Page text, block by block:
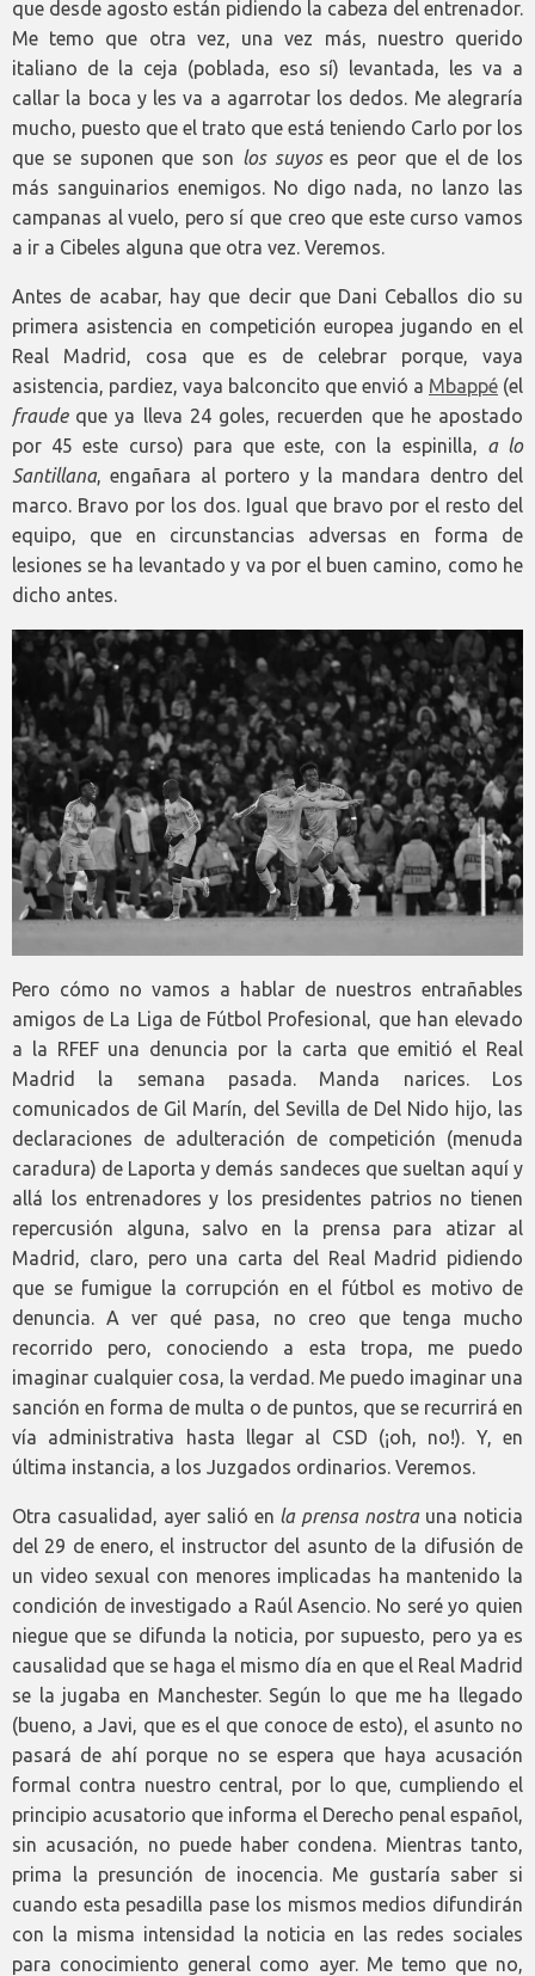
que desde agosto están pidiendo la cabeza del entrenador.
Me temo que otra vez, una vez más, nuestro querido
italiano de la ceja (poblada, eso sí) levantada, les va a
callar la boca y les va a agarrotar los dedos. Me alegraría
mucho, puesto que el trato que está teniendo Carlo por los
que se suponen que son los suyoses peor que el de los
más sanguinarios enemigos. No digo nada, no lanzo las
campanas al vuelo, pero sí que creo que este curso vamos
a ir a Cibeles alguna que otra vez. Veremos.
Antes de acabar, hay que decir que Dani Ceballos dio su
primera asistencia en competición europea jugando en el
Real Madrid, cosa que es de celebrar porque, vaya
asistencia, pardiez, vaya balconcito que envió a Mbappé (el
fraudeque ya lleva 24 goles, recuerden que he apostado
por 45 este curso) para que este, con la espinilla, a lo
Santillana, engañara al portero y la mandara dentro del
marco. Bravo por los dos. Igual que bravo por el resto del
equipo, que en circunstancias adversas en forma de
lesiones se ha levantado y va por el buen camino, como he
dicho antes.
Pero cómo no vamos a hablar de nuestros entrañables
amigos de La Liga de Fútbol Profesional, que han elevado
a la RFEF una denuncia por la carta que emitió el Real
Madrid la semana pasada. Manda narices. Los
comunicados de Gil Marín, del Sevilla de Del Nido hijo, las
declaraciones de adulteración de competición (menuda
caradura) de Laporta y demás sandeces que sueltan aquí y
allá los entrenadores y los presidentes patrios no tienen
repercusión alguna, salvo en la prensa para atizar al
Madrid, claro, pero una carta del Real Madrid pidiendo
que se fumigue la corrupción en el fútbol es motivo de
denuncia. A ver qué pasa, no creo que tenga mucho
recorrido pero, conociendo a esta tropa, me puedo
imaginar cualquier cosa, la verdad. Me puedo imaginar una
sanción en forma de multa o de puntos, que se recurrirá en
vía administrativa hasta llegar al CSD (¡oh, no!). Y, en
última instancia, a los Juzgados ordinarios. Veremos.
Otra casualidad, ayer salió en la prensa nostrauna noticia
del 29 de enero, el instructor del asunto de la difusión de
un video sexual con menores implicadas ha mantenido la
condición de investigado a Raúl Asencio. No seré yo quien
niegue que se difunda la noticia, por supuesto, pero ya es
causalidad que se haga el mismo día en que el Real Madrid
se la jugaba en Manchester. Según lo que me ha llegado
(bueno, a Javi, que es el que conoce de esto), el asunto no
pasará de ahí porque no se espera que haya acusación
formal contra nuestro central, por lo que, cumpliendo el
principio acusatorio que informa el Derecho penal español,
sin acusación, no puede haber condena. Mientras tanto,
prima la presunción de inocencia. Me gustaría saber si
cuando esta pesadilla pase los mismos medios difundirán
con la misma intensidad la noticia en las redes sociales
para conocimiento general como ayer. Me temo que no,